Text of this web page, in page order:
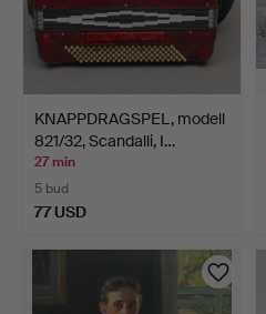
KNAPPDRAGSPEL, modell
821/32, Scandalli, I…
27 min
5 bud
77 USD